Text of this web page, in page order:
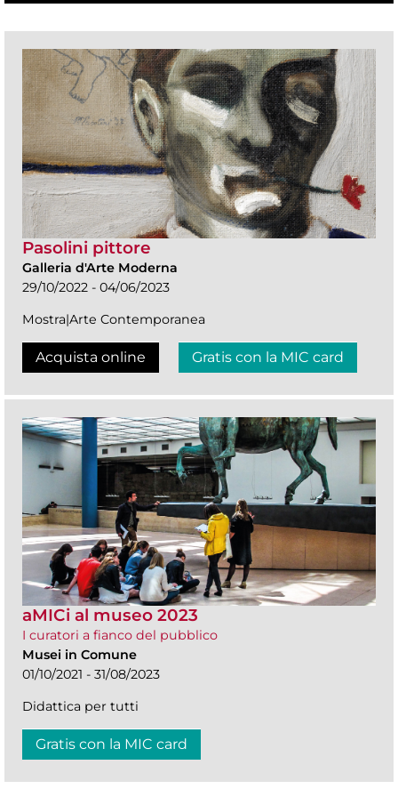
Pasolini pittore
Galleria d'Arte Moderna
29/10/2022 - 04/06/2023
Mostra|Arte Contemporanea
Acquista online Gratis con la MIC card
aMICi al museo 2023
I curatori a fianco del pubblico
Musei in Comune
01/10/2021 - 31/08/2023
Didattica per tutti
Gratis con la MIC card